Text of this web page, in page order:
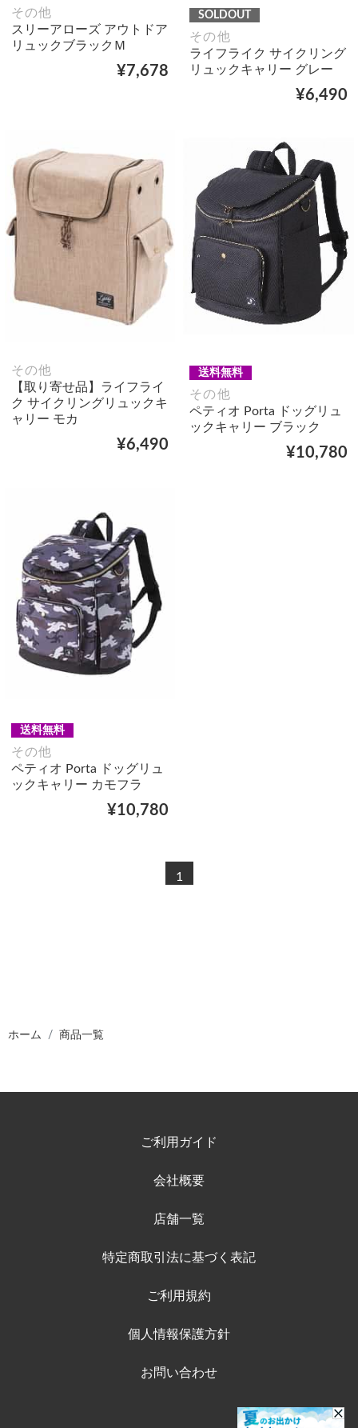
その他
スリーアローズ アウトドア
リュックブラックＭ
¥7,678
SOLDOUT
その他
ライフライク サイクリング
リュックキャリー グレー
¥6,490
その他
【取り寄せ品】ライフライ
ク サイクリングリュックキ
ャリー モカ
¥6,490
送料無料
その他
ペティオ Porta ドッグリュ
ックキャリー ブラック
¥10,780
送料無料
その他
ペティオ Porta ドッグリュ
ックキャリー カモフラ
¥10,780
1
ホーム 商品一覧
ご利用ガイド
会社概要
店舗一覧
特定商取引法に基づく表記
ご利用規約
個人情報保護方針
お問い合わせ